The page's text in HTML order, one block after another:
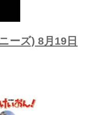
ーズ) 8月19日